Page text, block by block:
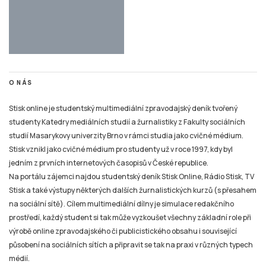
O NÁS
Stisk online je studentský multimediální zpravodajský deník tvořený
studenty Katedry mediálních studií a žurnalistiky z Fakulty sociálních
studií Masarykovy univerzity Brno v rámci studia jako cvičné médium.
Stisk vznikl jako cvičné médium pro studenty už v roce 1997, kdy byl
jedním z prvních internetových časopisů v České republice.
Na portálu zájemci najdou studentský deník Stisk Online, Rádio Stisk, TV
Stisk a také výstupy některých dalších žurnalistických kurzů (s přesahem
na sociální sítě). Cílem multimediální dílny je simulace redakčního
prostředí, každý student si tak může vyzkoušet všechny základní role při
výrobě online zpravodajského či publicistického obsahu i související
působení na sociálních sítích a připravit se tak na praxi v různých typech
médií.